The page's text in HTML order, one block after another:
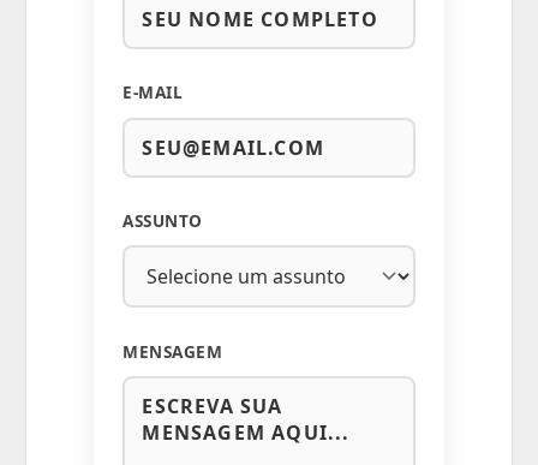
E-MAIL
ASSUNTO
MENSAGEM